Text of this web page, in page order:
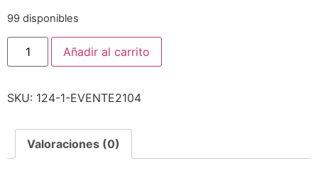
99 disponibles
Añadir al carrito
SKU: 124-1-EVENTE2104
Valoraciones (0)